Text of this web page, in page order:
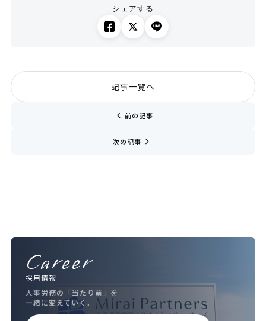
シェアする
chevron_left 前の記事
記事一覧へ
次の記事 navigate_next
Career
採用情報
人事労務の「当たり前」を
一緒に変えていく。